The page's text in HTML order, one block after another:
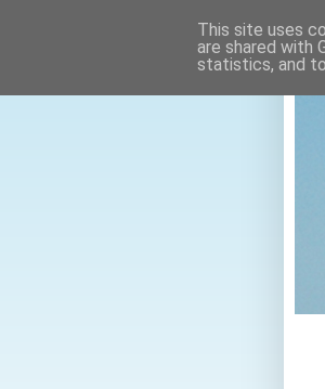
This site uses
are shared with
statistics, and